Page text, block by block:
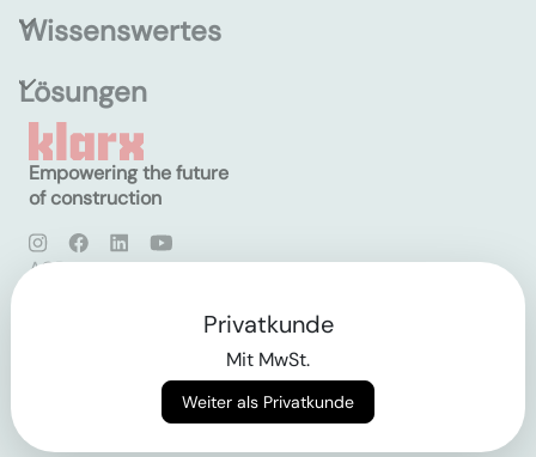
Wissenswertes
Lösungen
Empowering the future
of construction
AGB
Privatkunde
Mit MwSt.
Weiter als Privatkunde